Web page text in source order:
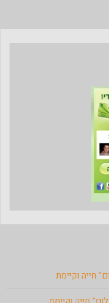
חייה וקיימת